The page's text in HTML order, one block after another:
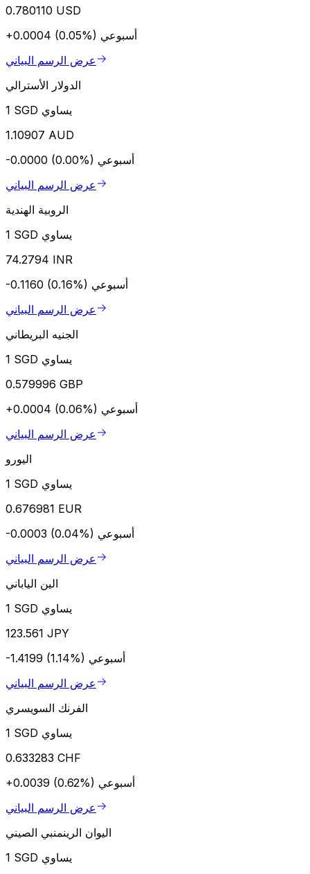
0.780110 USD
+0.0004 (0.05%) أسبوعي
عرض الرسم البياني
الدولار الأسترالي
1 SGD يساوي
1.10907 AUD
-0.0000 (0.00%) أسبوعي
عرض الرسم البياني
الروبية الهندية
1 SGD يساوي
74.2794 INR
-0.1160 (0.16%) أسبوعي
عرض الرسم البياني
الجنيه البريطاني
1 SGD يساوي
0.579996 GBP
+0.0004 (0.06%) أسبوعي
عرض الرسم البياني
اليورو
1 SGD يساوي
0.676981 EUR
-0.0003 (0.04%) أسبوعي
عرض الرسم البياني
الين الياباني
1 SGD يساوي
123.561 JPY
-1.4199 (1.14%) أسبوعي
عرض الرسم البياني
الفرنك السويسري
1 SGD يساوي
0.633283 CHF
+0.0039 (0.62%) أسبوعي
عرض الرسم البياني
اليوان الرينمنبي الصيني
1 SGD يساوي